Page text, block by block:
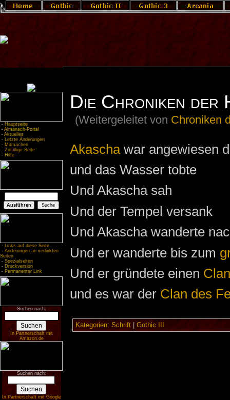
- Hauptseite
- Almanach-Portal
- Aktuelles
- Letzte Änderungen
- Mitmachen
- Zufällige Seite
- Hilfe
- Links auf diese Seite
- Änderungen an verlinkten
Seiten
- Spezialseiten
- Druckversion
- Permanenter Link
Suchen nach:
In Partnerschaft mit
Amazon.de
Suchen nach:
In Partnerschaft mit Google
Die Chroniken
(Weitergeleitet von Chroniken
Akaschawar angewiesen
und das Wasser tobte
Und Akascha sah
Und der Tempel versank
Und Akascha wanderte
Und er wanderte bis zum
Und er gründete einen Clan
und es war der Clan des
Kategorien: Schrift| Gothic III